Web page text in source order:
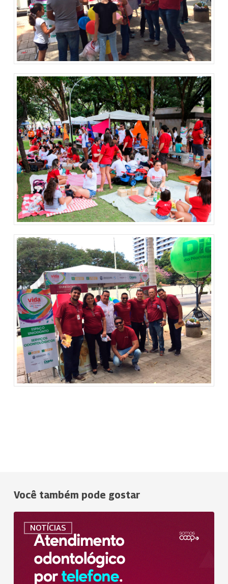
Você também pode gostar
NOTÍCIAS
Campinas
serviço